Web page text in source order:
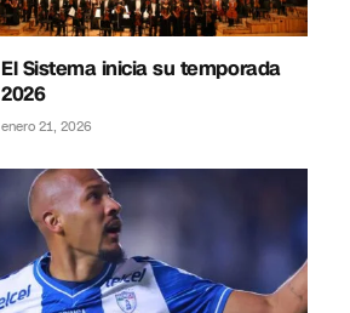
El Sistema inicia su temporada
2026
enero 21, 2026